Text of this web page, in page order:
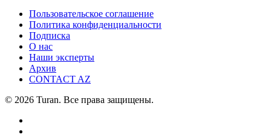
Пользовательское соглашение
Политика конфиденциальности
Подписка
О нас
Наши эксперты
Архив
CONTACT AZ
© 2026 Turan. Все права защищены.